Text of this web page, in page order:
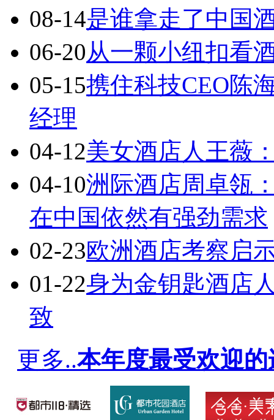
08-14是谁拿走了中国
06-20从一颗小纽扣看
05-15携住科技CEO陈
经理
04-12美女酒店人王薇
04-10洲际酒店周卓瓴
在中国依然有强劲需求
02-23欧洲酒店考察启
01-22身为金钥匙酒店
致
更多..本年度最受欢迎